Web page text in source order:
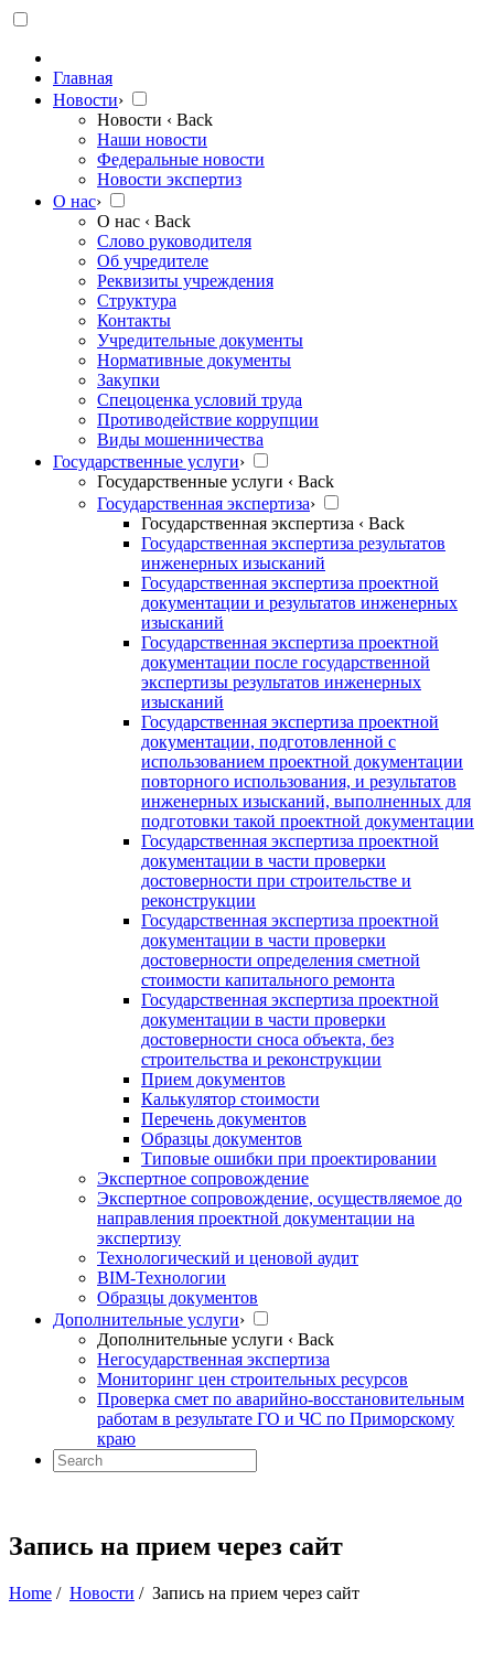
Главная
Новости›
Новости ‹ Back
Наши новости
Федеральные новости
Новости экспертиз
О нас›
О нас ‹ Back
Слово руководителя
Об учредителе
Реквизиты учреждения
Структура
Контакты
Учредительные документы
Нормативные документы
Закупки
Спецоценка условий труда
Противодействие коррупции
Виды мошенничества
Государственные услуги›
Государственные услуги ‹ Back
Государственная экспертиза›
Государственная экспертиза ‹ Back
Государственная экспертиза результатов
инженерных изысканий
Государственная экспертиза проектной
документации и результатов инженерных
изысканий
Государственная экспертиза проектной
документации после государственной
экспертизы результатов инженерных
изысканий
Государственная экспертиза проектной
документации, подготовленной с
использованием проектной документации
повторного использования, и результатов
инженерных изысканий, выполненных для
подготовки такой проектной документации
Государственная экспертиза проектной
документации в части проверки
достоверности при строительстве и
реконструкции
Государственная экспертиза проектной
документации в части проверки
достоверности определения сметной
стоимости капитального ремонта
Государственная экспертиза проектной
документации в части проверки
достоверности сноса объекта, без
строительства и реконструкции
Прием документов
Калькулятор стоимости
Перечень документов
Образцы документов
Типовые ошибки при проектировании
Экспертное сопровождение
Экспертное сопровождение, осуществляемое до
направления проектной документации на
экспертизу
Технологический и ценовой аудит
BIM-Технологии
Образцы документов
Дополнительные услуги›
Дополнительные услуги ‹ Back
Негосударственная экспертиза
Мониторинг цен строительных ресурсов
Проверка смет по аварийно-восстановительным
работам в результате ГО и ЧС по Приморскому
краю
Запись на прием через сайт
Home / Новости / Запись на прием через сайт